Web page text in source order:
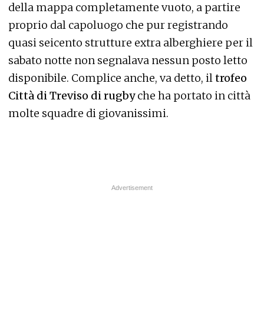
della mappa completamente vuoto, a partire
proprio dal capoluogo che pur registrando
quasi seicento strutture extra alberghiere per il
sabato notte non segnalava nessun posto letto
disponibile. Complice anche, va detto, iltrofeo
Città di Treviso di rugbyche ha portato in città
molte squadre di giovanissimi.